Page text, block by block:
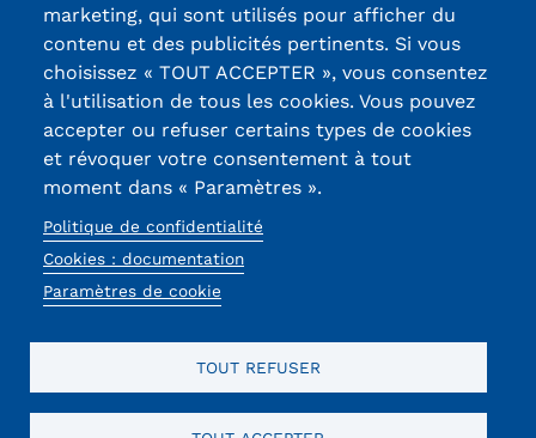
13, Rue Ernest
Thierry-Mieg
90010 BELFORT
Cedex
03 84 58 33 10
Réseaux
sociaux
marketing, qui sont utilisés pour afficher du
contenu et des publicités pertinents. Si vous
choisissez « TOUT ACCEPTER », vous consentez
à l'utilisation de tous les cookies. Vous pouvez
accepter ou refuser certains types de cookies
et révoquer votre consentement à tout
moment dans « Paramètres ».
Politique de confidentialité
Cookies : documentation
Paramètres de cookie
TOUT REFUSER